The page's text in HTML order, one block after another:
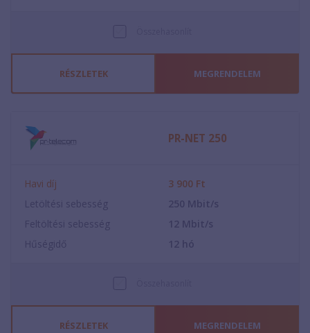
RÉSZLETEK MEGRENDELEM
PR-NET 250
Havi díj 3 900 Ft
Letöltési sebesség
250 Mbit/s
Feltöltési sebesség
12 Mbit/s
Hűségidő
12 hó
RÉSZLETEK MEGRENDELEM